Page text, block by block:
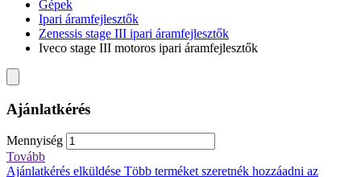
Gépek
Ipari áramfejlesztők
Zenessis stage III ipari áramfejlesztők
Iveco stage III motoros ipari áramfejlesztők
Ajánlatkérés
Mennyiség
Tovább
Ajánlatkérés elküldése Több terméket szeretnék hozzáadni az